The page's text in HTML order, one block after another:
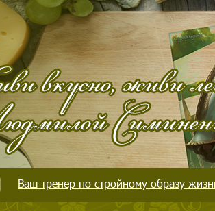
Ваш тренер по стройному образу